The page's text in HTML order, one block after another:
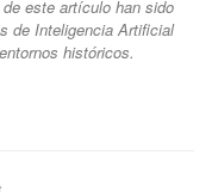
este artículo han sido
de Inteligencia Artificial
históricos.